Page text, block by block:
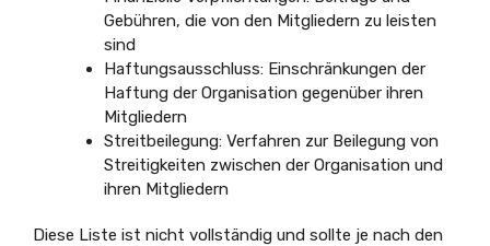
Gebühren, die von den Mitgliedern zu leisten
sind
Haftungsausschluss: Einschränkungen der
Haftung der Organisation gegenüber ihren
Mitgliedern
Streitbeilegung: Verfahren zur Beilegung von
Streitigkeiten zwischen der Organisation und
ihren Mitgliedern
Diese Liste ist nicht vollständig und sollte je nach den